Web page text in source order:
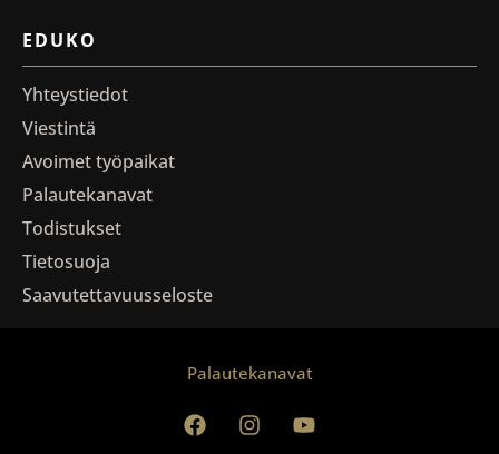
EDUKO
Yhteystiedot
Viestintä
Avoimet työpaikat
Palautekanavat
Todistukset
Tietosuoja
Saavutettavuusseloste
Palautekanavat